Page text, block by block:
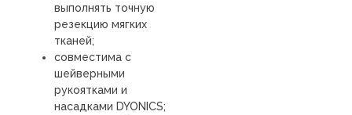
выполнять точную
резекцию мягких
тканей;
совместима с
шейверными
рукоятками и
насадками DYONICS;